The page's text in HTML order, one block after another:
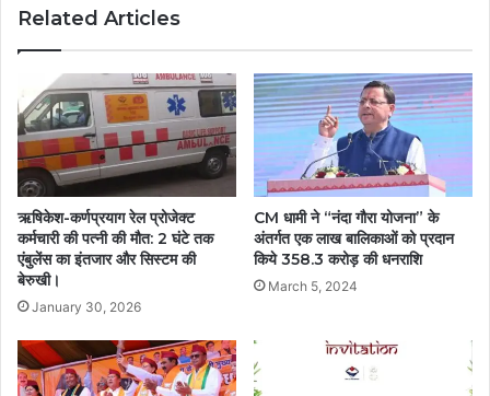
Related Articles
ऋषिकेश-कर्णप्रयाग रेल प्रोजेक्ट
कर्मचारी की पत्नी की मौत: 2 घंटे तक
एंबुलेंस का इंतजार और सिस्टम की
बेरुखी।
January 30, 2026
CM धामी ने “नंदा गौरा योजना” के
अंतर्गत एक लाख बालिकाओं को प्रदान
किये 358.3 करोड़ की धनराशि
March 5, 2024